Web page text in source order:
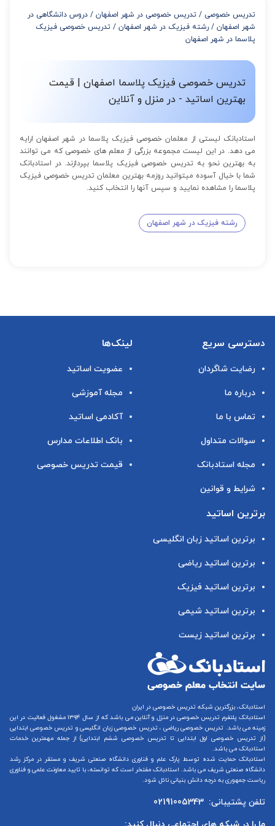
از 12 تا 15 جلسه: 7% تخفیف
از 16 تا 100 جلسه: 9% تخفیف
تدریس خصوصی / تدریس خصوصی در شهر اصفهان / دروس دانشگاهی در
شهر اصفهان / رشته فیزیک در شهر اصفهان / تدریس خصوصی فیزیک
پلاسما در شهر اصفهان
تدریس خصوصی فیزیک پلاسما اصفهان | قیمت
بهترین اساتید - در منزل و آنلاین
استادبانک لیستی از معلمان خصوصی فیزیک پلاسما در شهر اصفهان ارایه
می دهد. در این لیست مجموعه بزرگی از معلم های خصوصی که می توانند
به بهترین نحو به تدریس خصوصی فیزیک پلاسما بپردازند. در استادبانک
شما با خیال آسوده میتوانید روزمه بهترین معلمان تدریس خصوصی فیزیک
پلاسما را مشاهده نمایید و سپس آنها را انتخاب کنید.
رشته فیزیک در شهر اصفهان
دسترسی سریع
رضایت شاگردان
درباره ما
تماس با ما
سوالات متداول
مجله استادبانک
شرایط و قوانین
لینک‌ها
عضویت اساتید
مجله آموزشی
آکادمی اساتید
بانک اطلاعات مدارس
قیمت تدریس خصوصی
برترین اساتید
برترین اساتید زبان انگلیسی
برترین اساتید ریاضی
برترین اساتید فیزیک
برترین اساتید شیمی
برترین اساتید زیست
استادبانک، بزرگترین شبکه تدریس خصوصی در ایران
استادبانک پلتفرم تدریس خصوصی در منزل و آنلاین
می باشد که از سال ۱۳۹۴ مشغول فعالیت در این
زمینه می باشد. تدریس خصوصی ریاضی ، تدریس خصوصی زبان انگلیسیو تدریس خصوصی ابتدایی
(از تدریس خصوصی اول ابتدایی تا تدریس خصوصی ششم ابتدایی) از جمله مهمترین خدمات
استادبانک می باشد.
استادبانک حمایت شده توسط پارک علم و فناوری دانشگاه صنعتی شریف و مستقر در مرکز رشد
دانشگاه صنعتی شریف می باشد. استادبانک مفتخر است که توانسته، با تایید معاونت علمی و فناوری
ریاست جمهوری به درجه دانش بنیانی نائل شود.
تلفن پشتیبانی: 02191005343